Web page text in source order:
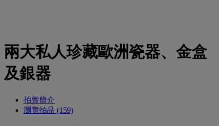
兩大私人珍藏歐洲瓷器、金盒
及銀器
拍賣簡介
瀏覽拍品 (159)